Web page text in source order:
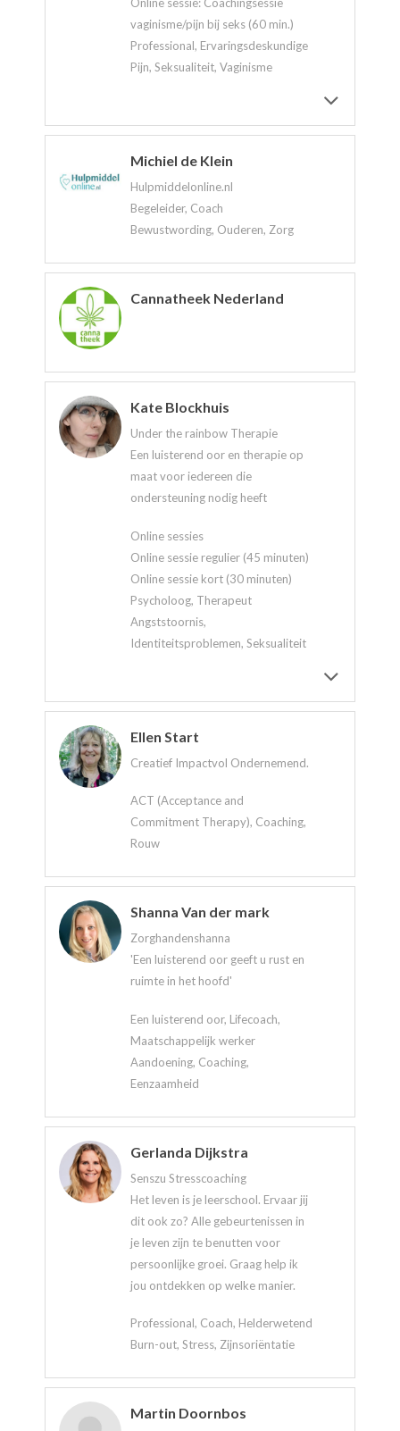
vaginisme/pijn bij seks (60 min.)
Professional, Ervaringsdeskundige
Pijn, Seksualiteit, Vaginisme
Michiel de Klein
Hulpmiddelonline.nl
Begeleider, Coach
Bewustwording, Ouderen, Zorg
Cannatheek Nederland
Kate Blockhuis
Under the rainbow Therapie
Een luisterend oor en therapie op
maat voor iedereen die
ondersteuning nodig heeft
Online sessies
Online sessie regulier (45 minuten)
Online sessie kort (30 minuten)
Psycholoog, Therapeut
Angststoornis,
Identiteitsproblemen, Seksualiteit
Ellen Start
Creatief Impactvol Ondernemend.
ACT (Acceptance and
Commitment Therapy), Coaching,
Rouw
Shanna Van der mark
Zorghandenshanna
'Een luisterend oor geeft u rust en
ruimte in het hoofd'
Een luisterend oor, Lifecoach,
Maatschappelijk werker
Aandoening, Coaching,
Eenzaamheid
Gerlanda Dijkstra
Senszu Stresscoaching
Het leven is je leerschool. Ervaar jij
dit ook zo? Alle gebeurtenissen in
je leven zijn te benutten voor
persoonlijke groei. Graag help ik
jou ontdekken op welke manier.
Professional, Coach, Helderwetend
Burn-out, Stress, Zijnsoriëntatie
Martin Doornbos